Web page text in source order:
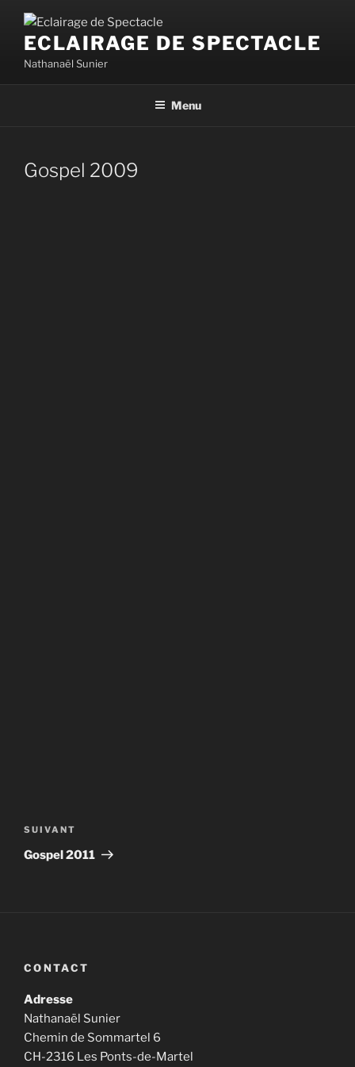
contenu
principal
ECLAIRAGE DE SPECTACLE
Nathanaël Sunier
Menu
Gospel 2009
de
l’article
Article
suivant
SUIVANT
Gospel 2011
CONTACT
Adresse
Nathanaël Sunier
Chemin de Sommartel 6
CH-2316 Les Ponts-de-Martel